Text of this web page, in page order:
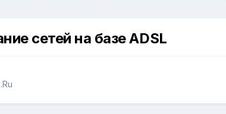
сетей на базе ADSL